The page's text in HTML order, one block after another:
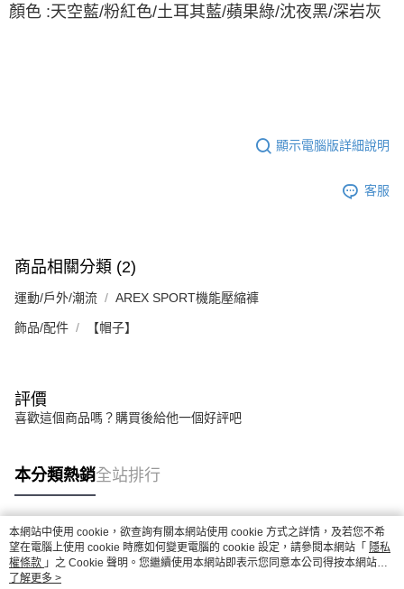
顏色 :天空藍/粉紅色/土耳其藍/蘋果綠/沈夜黑/深岩灰
顯示電腦版詳細說明
客服
商品相關分類 (2)
運動/戶外/潮流 AREX SPORT機能壓縮褲
飾品/配件 【帽子】
評價
喜歡這個商品嗎？購買後給他一個好評吧
本分類熱銷全站排行
熱門標籤
本網站中使用 cookie，欲查詢有關本網站使用 cookie 方式之詳情，及若您不希
望在電腦上使用 cookie 時應如何變更電腦的 cookie 設定，請參閱本網站「 隱私
權條款 」之 Cookie 聲明。您繼續使用本網站即表示您同意本公司得按本網站使
用條款之 Cookie 聲明使用 cookie。
了解更多 >